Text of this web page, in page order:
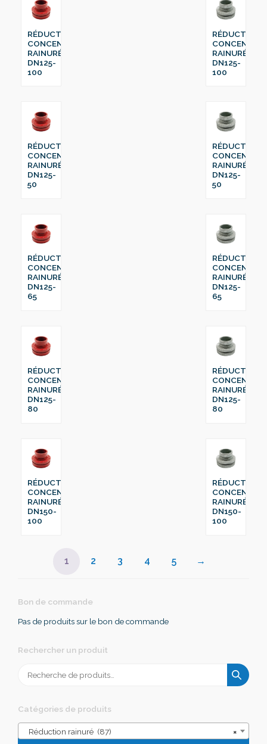
RÉDUCTION
CONCENTRIQUE
RAINURÉ
DN125-
100
RÉDUCTION
RAINURÉ
DN125-
100
RÉDUCTION
CONCENTRIQUE
RAINURÉ
DN125-
50
RÉDUCTION
RAINURÉ
DN125-
50
RÉDUCTION
CONCENTRIQUE
RAINURÉ
DN125-
65
RÉDUCTION
RAINURÉ
DN125-
65
RÉDUCTION
CONCENTRIQUE
RAINURÉ
DN125-
80
RÉDUCTION
RAINURÉ
DN125-
80
RÉDUCTION
CONCENTRIQUE
RAINURÉ
DN150-
100
RÉDUCTION
RAINURÉ
DN150-
100
1 2 3 4 5 →
Bon de commande
Pas de produits sur le bon de commande
Rechercher un produit
pour :
Catégories de produits
×
Réduction rainuré (87)